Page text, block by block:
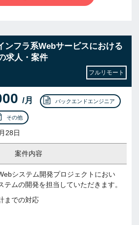
ンフラ系Webサービスにおける
求人・案件
フルリモート
/月 バックエンドエンジニア
その他
28日
案件内容
システム開発プロジェクトにおい
テムの開発を担当していただきます。
までの対応